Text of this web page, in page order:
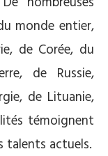
monde entier,
de Corée, du
de Russie,
de Lituanie,
témoignent
talents actuels.